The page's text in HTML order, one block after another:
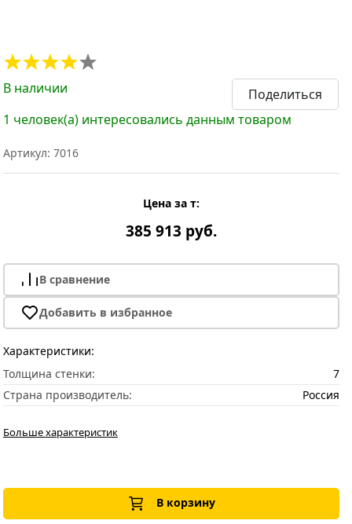
В наличии
Поделиться
1 человек(а) интересовались данным товаром
Артикул: 7016
Цена за т:
385 913 руб.
В сравнение
Добавить в избранное
Характеристики:
Толщина стенки:
7
Страна производитель:
Россия
Больше характеристик
В корзину